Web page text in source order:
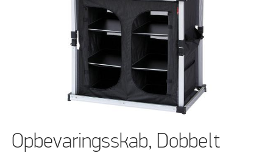
Opbevaringsskab, Dobbelt